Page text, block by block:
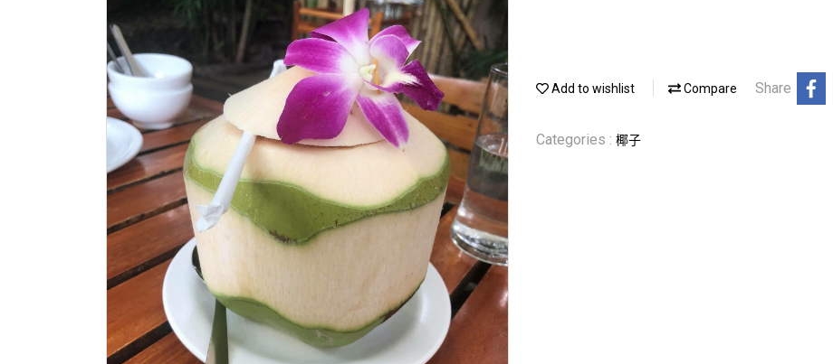
Add to wishlist Compare Share
Categories : 椰子